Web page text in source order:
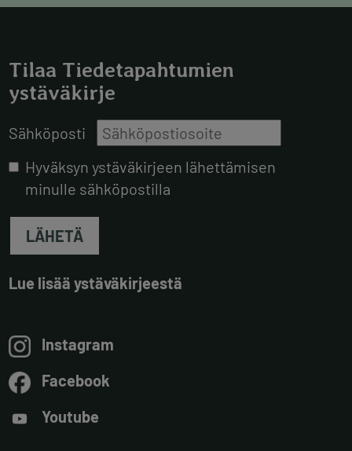
Tilaa Tiedetapahtumien
ystäväkirje
Sähköposti
Hyväksyn ystäväkirjeen lähettämisen
minulle sähköpostilla
LÄHETÄ
Lue lisää ystäväkirjeestä
Instagram
Facebook
Youtube